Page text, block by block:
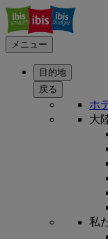
メニュー
目的地
戻る
ホ
大
私